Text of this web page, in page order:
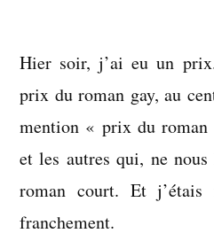
Hier soir, j’ai eu un
prix du roman gay, au
mention « prix du
et les autres qui, ne
roman court. Et
franchement.